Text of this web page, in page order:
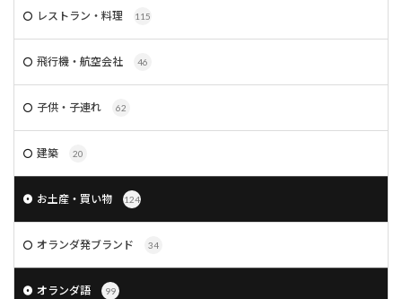
レストラン・料理 115
飛行機・航空会社 46
子供・子連れ 62
建築 20
お土産・買い物 124
オランダ発ブランド 34
オランダ語 99